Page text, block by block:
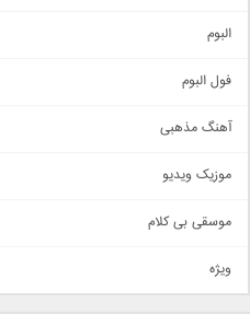
اجتماعی
حماسی
سنتی
اهنگ بندرعباسی
دمو
مذهبی
البوم
فول البوم
آهنگ مذهبی
موزیک ویدیو
موسقی بی کلام
ویژه